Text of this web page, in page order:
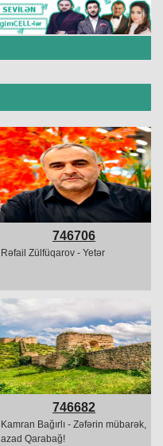
746706
Rəfail Zülfüqarov - Yetər
746682
Kamran Bağırlı - Zəfərin mübarək,
azad Qarabağ!